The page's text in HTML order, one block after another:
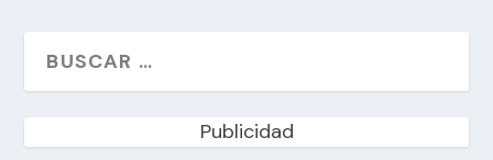
Publicidad